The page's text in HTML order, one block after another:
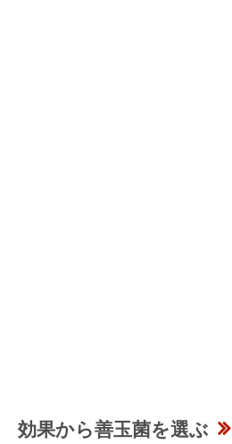
効果から善玉菌を選ぶ